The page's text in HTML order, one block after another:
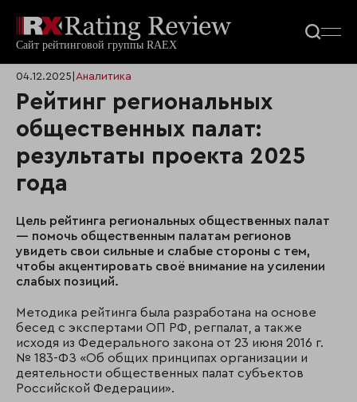
04.12.2025 Аналитика
Рейтинг региональных
общественных палат:
результаты проекта 2025
года
Цель рейтинга региональных общественных палат
— помочь общественным палатам регионов
увидеть свои сильные и слабые стороны с тем,
чтобы акцентировать своё внимание на усилении
слабых позиций.
Методика рейтинга была разработана на основе
бесед с экспертами ОП РФ, регпалат, а также
исходя из Федерального закона от 23 июня 2016 г.
№ 183-ФЗ «Об общих принципах организации и
деятельности общественных палат субъектов
Российской Федерации».